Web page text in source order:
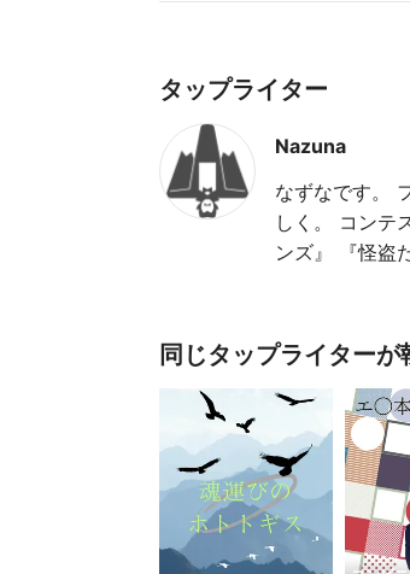
タップライター
Nazuna
なずなです。
しく。 コンテ
ンズ』 『怪盗
同じタップライター